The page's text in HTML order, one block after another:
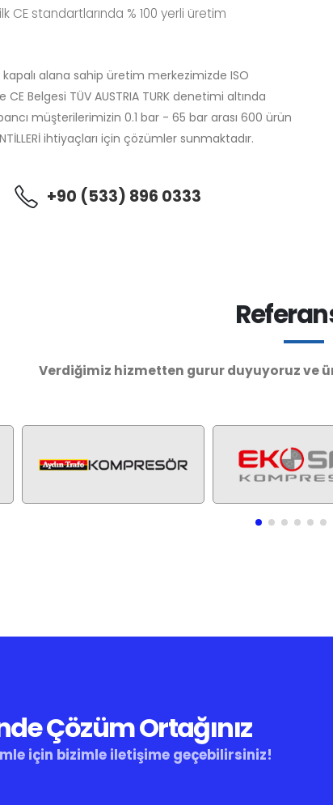
CE standartlarında % 100 yerli üretim
alana sahip üretim merkezimizde ISO
Belgesi TÜV AUSTRIA TURK denetimi altında
müşterilerimizin 0.1 bar - 65 bar arası 600 ürün
ihtiyaçları için çözümler sunmaktadır.
+90 (533) 896 0333
Verdiğimiz hizmetten gurur duyuyoruz ve
Çözüm Ortağınız
için bizimle iletişime geçebilirsiniz!